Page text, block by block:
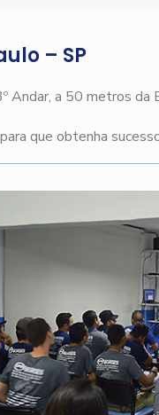
– SP
a 50 metros da
que obtenha